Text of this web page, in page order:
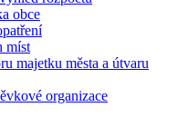
obce
míst
majetku města a útvaru
organizace